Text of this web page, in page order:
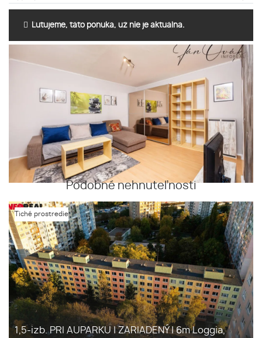
Ľutujeme, táto ponuka, už nie je aktuálna.
Podobné nehnuteľnosti
Tiché prostredie
1,5-izb. PRI AUPARKU | ZARIADENÝ | 6m Loggia,